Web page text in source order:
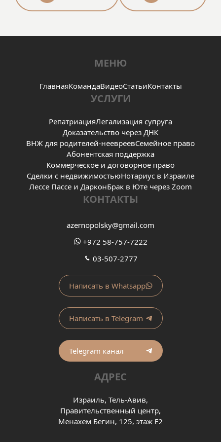
Спасибо!
МЕНЮ
ГлавнаяКомандаВидеоСтатьиКонтакты
УСЛУГИ
РепатриацияЛегализация супруга
Доказательство через ДНК
ВНЖ для родителей-неевреевСемейное право
Абонентская поддержка
Коммерческое и договорное право
Сделки с недвижимостьюНотариус в Израиле
Лессе Пассе и ДарконБрак в Юте через Zoom
КОНТАКТЫ
azernopolsky@gmail.com
+972 58-757-7222
03-507-2777
Написать в Whatsapp
Написать в Telegram
Telegram канал
АДРЕС
Израиль, Тель-Авив,
Правительственный центр,
Менахем Бегин, 125, этаж Е2